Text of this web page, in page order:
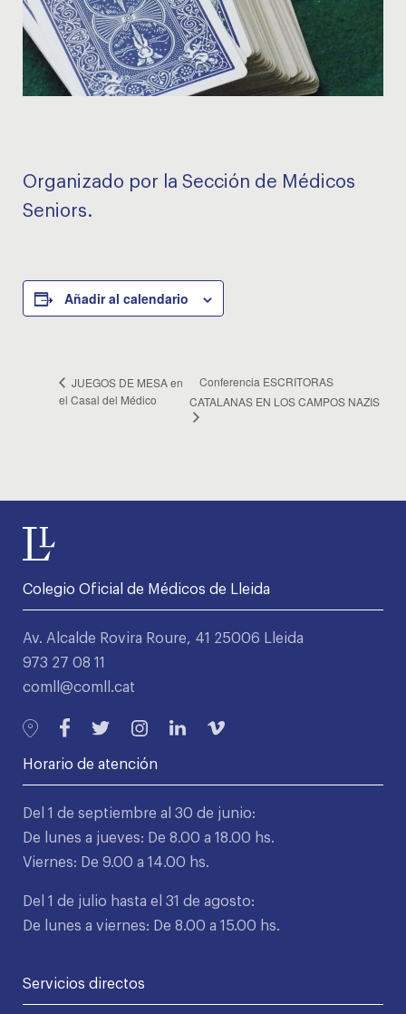
Organizado por la Sección de Médicos
Seniors.
Añadir al calendario
JUEGOS DE MESA en
el Casal del Médico
Conferencia ESCRITORAS
CATALANAS EN LOS CAMPOS NAZIS
Colegio Oficial de Médicos de Lleida
Av. Alcalde Rovira Roure, 41 25006 Lleida
973 27 08 11
comll@comll.cat
Horario de atención
Del 1 de septiembre al 30 de junio:
De lunes a jueves: De 8.00 a 18.00 hs.
Viernes: De 9.00 a 14.00 hs.
Del 1 de julio hasta el 31 de agosto:
De lunes a viernes: De 8.00 a 15.00 hs.
Servicios directos